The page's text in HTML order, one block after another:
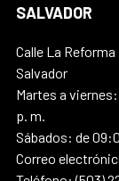
SALVADOR
Calle La
Salvador
Martes a
p. m.
Sábados: de
Correo